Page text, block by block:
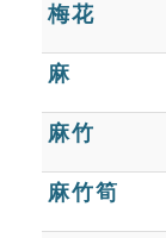
梅花
麻
麻竹
麻竹筍